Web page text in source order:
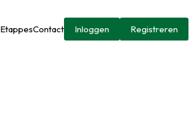
EtappesContact Inloggen Registreren